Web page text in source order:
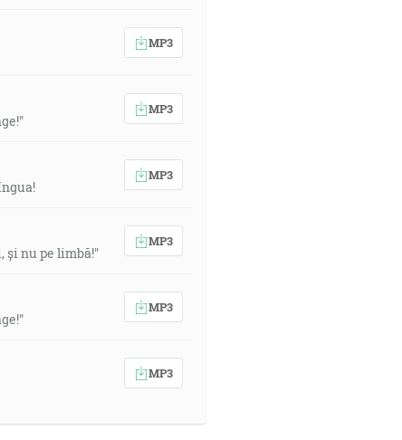
MP3
MP3
MP3
și nu pe limbă!"
MP3
MP3
MP3